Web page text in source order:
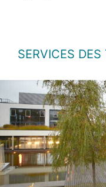
SERVICES